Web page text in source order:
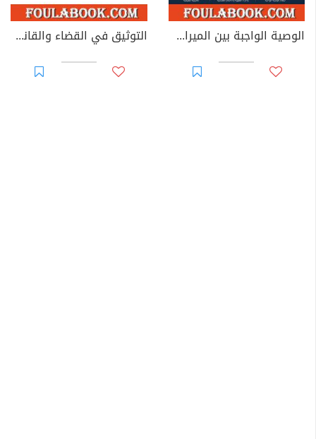
الوصية الواجبة بين الميراث والوصية: دراسة في الطبيعة القانونية والأساس التشريعي وإشكاليات التطبيق التوثيق في القضاء والقانون المغربيين - الأجزاء من 44 إلى 67